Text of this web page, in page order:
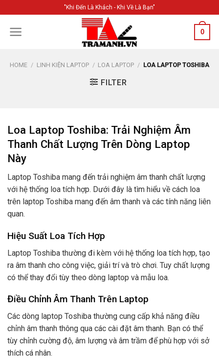
content
"Khi Đến Là Khách - Khi Về Là Bạn"
0
HOME / LINH KIỆN LAPTOP / LOA LAPTOP / LOA LAPTOP TOSHIBA
FILTER
Loa Laptop Toshiba: Trải Nghiệm Âm
Thanh Chất Lượng Trên Dòng Laptop
Này
Laptop Toshiba mang đến trải nghiệm âm thanh chất lượng
với hệ thống loa tích hợp. Dưới đây là tìm hiểu về cách loa
trên laptop Toshiba mang đến âm thanh và các tính năng liên
quan.
Hiệu Suất Loa Tích Hợp
Laptop Toshiba thường đi kèm với hệ thống loa tích hợp, tạo
ra âm thanh cho công việc, giải trí và trò chơi. Tuy chất lượng
có thể thay đổi tùy theo dòng laptop và mẫu loa.
Điều Chỉnh Âm Thanh Trên Laptop
Các dòng laptop Toshiba thường cung cấp khả năng điều
chỉnh âm thanh thông qua các cài đặt âm thanh. Bạn có thể
tùy chỉnh cường độ, âm lượng và âm trầm để phù hợp với sở
thích cá nhân.